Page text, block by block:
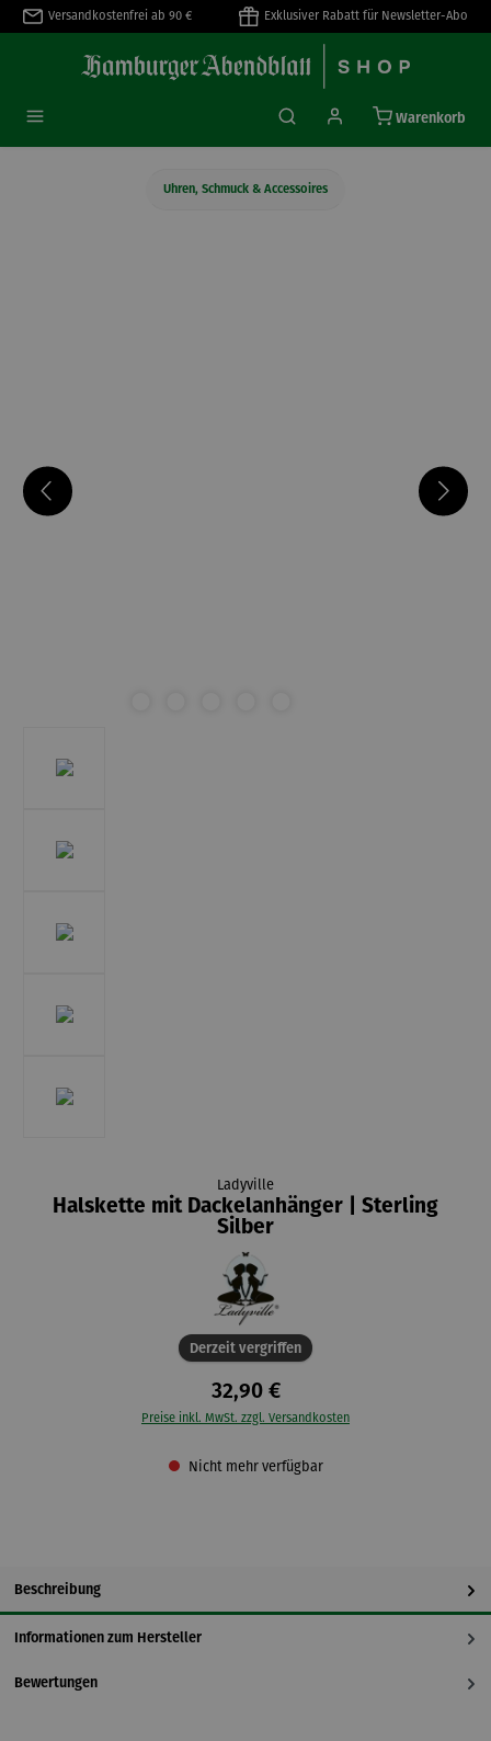
springen
Versandkostenfrei ab 90 € Exklusiver Rabatt für Newsletter-Abo
Warenkorb
Uhren, Schmuck & Accessoires
Ladyville
Halskette mit Dackelanhänger | Sterling
Silber
Derzeit vergriffen
32,90 €
Preise inkl. MwSt. zzgl. Versandkosten
Nicht mehr verfügbar
Beschreibung
Informationen zum Hersteller
Bewertungen